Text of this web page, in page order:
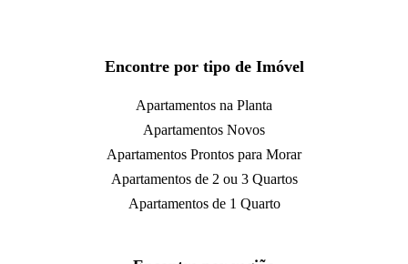
Encontre por tipo de Imóvel
Apartamentos na Planta
Apartamentos Novos
Apartamentos Prontos para Morar
Apartamentos de 2 ou 3 Quartos
Apartamentos de 1 Quarto